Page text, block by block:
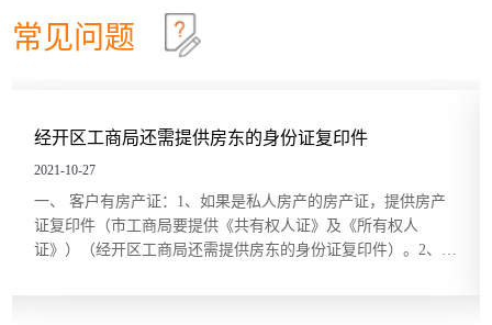
公司很简单。那么注册公司，经营范围重要吗？肯定
很重要！注册公司但是，各位企业主，注册公司的经
营范围，你认真考虑了吗？经营范围的顺序考虑清楚
工商总局答复家庭住宅能否注册公司
册地址设置太多限制，尤其是可以放开家庭住宅地址
常见问题
东的身份证复印件
果是私人房产的房产证，提供房产
《共有权人证》及《所有权人
提供房东的身份证复印件）。2、如
工商总局答网民关家庭
工商总局答网民关家庭住
梦说：总理，您好！建议工
制，尤其是可以放开家庭住